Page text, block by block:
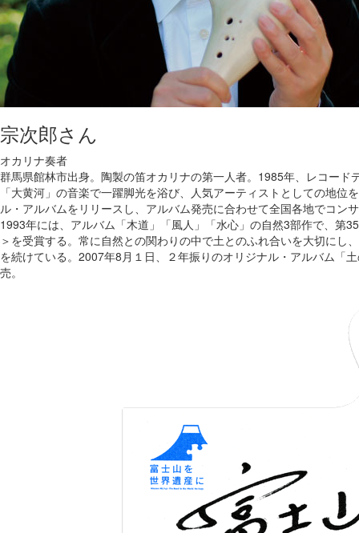
宗次郎さん
オカリナ奏者
群馬県館林市出身。陶製の笛オカリナの第一人者。1985年、レコード
「大黄河」の音楽で一躍脚光を浴び、人気アーティストとしての地位
ル・アルバムをリリースし、アルバム発売に合わせて全国各地でコン
1993年には、アルバム「木道」「風人」「水心」の自然3部作で、第
＞を受賞する。常に自然との関わりの中で土とのふれ合いを大切にし
を続けている。2007年8月１日、２年振りのオリジナル・アルバム「
売。